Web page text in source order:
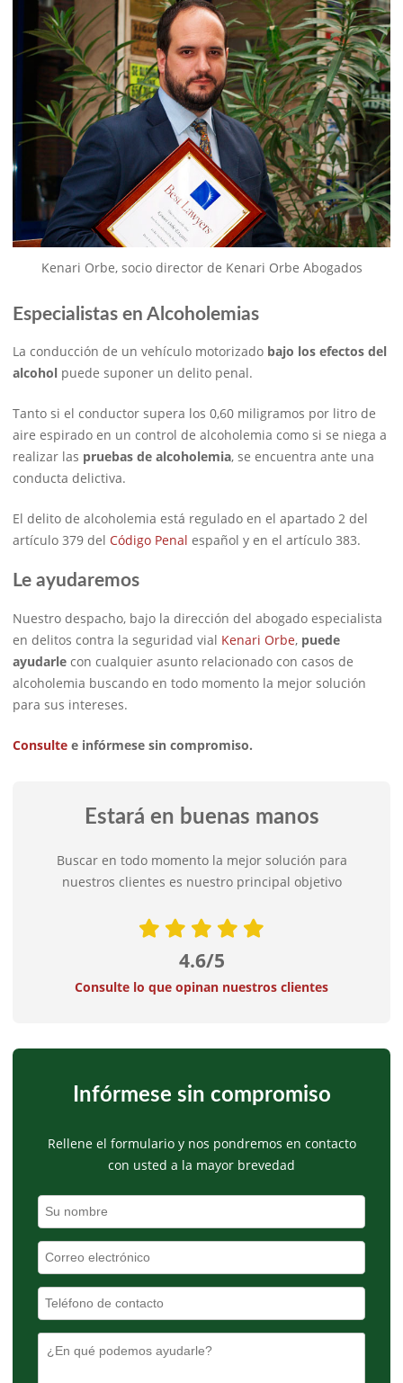
Kenari Orbe, socio director de Kenari Orbe Abogados
Especialistas en Alcoholemias
La conducción de un vehículo motorizado bajo los efectos del
alcohol puede suponer un delito penal.
Tanto si el conductor supera los 0,60 miligramos por litro de
aire espirado en un control de alcoholemia como si se niega a
realizar las pruebas de alcoholemia, se encuentra ante una
conducta delictiva.
El delito de alcoholemia está regulado en el apartado 2 del
artículo 379 del Código Penal español y en el artículo 383.
Le ayudaremos
Nuestro despacho, bajo la dirección del abogado especialista
en delitos contra la seguridad vial Kenari Orbe, puede
ayudarle con cualquier asunto relacionado con casos de
alcoholemia buscando en todo momento la mejor solución
para sus intereses.
Consulte e infórmese sin compromiso.
Estará en buenas manos
Buscar en todo momento la mejor solución para
nuestros clientes es nuestro principal objetivo
4.6/5
Consulte lo que opinan nuestros clientes
Infórmese sin compromiso
Rellene el formulario y nos pondremos en contacto
con usted a la mayor brevedad